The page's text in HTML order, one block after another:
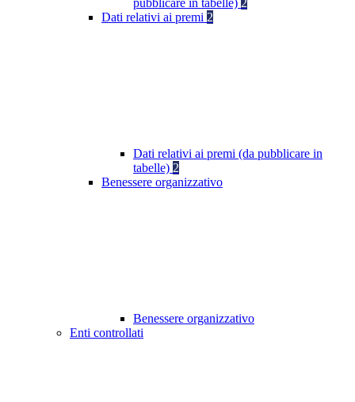
pubblicare in tabelle) 2
Dati relativi ai premi 2
Dati relativi ai premi (da pubblicare in
tabelle) 2
Benessere organizzativo
Benessere organizzativo
Enti controllati